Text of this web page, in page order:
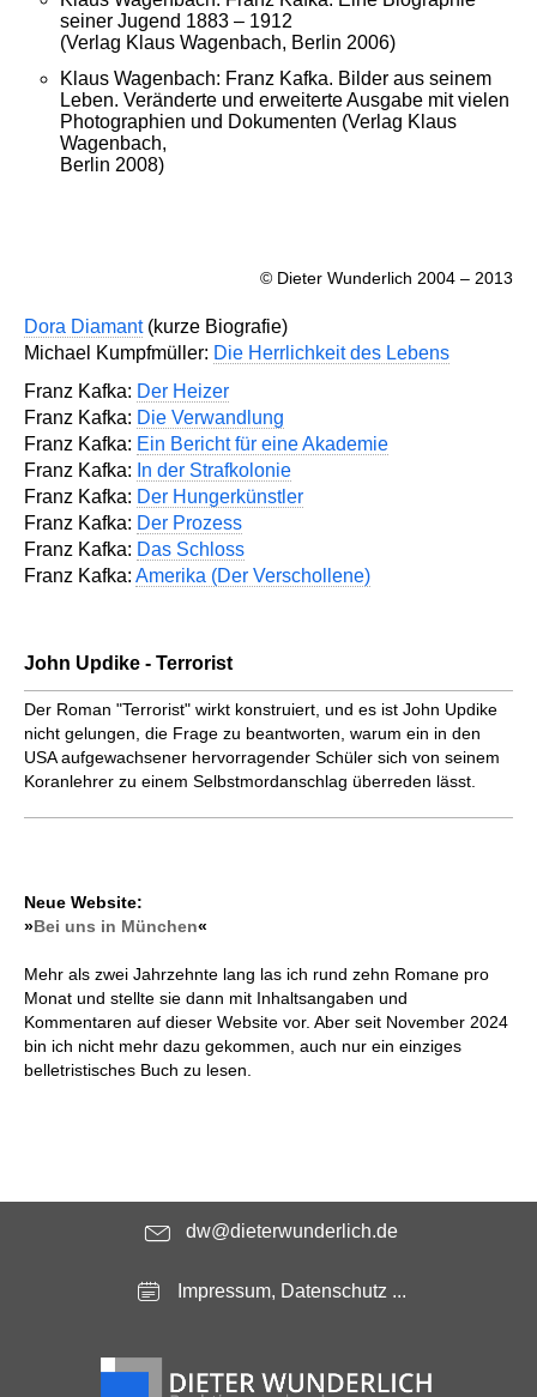
seiner Jugend 1883 – 1912
(Verlag Klaus Wagenbach, Berlin 2006)
Klaus Wagenbach: Franz Kafka. Bilder aus seinem
Leben. Veränderte und erweiterte Ausgabe mit vielen
Photographien und Dokumenten (Verlag Klaus
Wagenbach,
Berlin 2008)
© Dieter Wunderlich 2004 – 2013
Dora Diamant(kurze Biografie)
Michael Kumpfmüller: Die Herrlichkeit des Lebens
Franz Kafka: Der Heizer
Franz Kafka: Die Verwandlung
Franz Kafka: Ein Bericht für eine Akademie
Franz Kafka: In der Strafkolonie
Franz Kafka: Der Hungerkünstler
Franz Kafka: Der Prozess
Franz Kafka: Das Schloss
Franz Kafka: Amerika (Der Verschollene)
John Updike - Terrorist
Der Roman "Terrorist" wirkt konstruiert, und es ist John Updike
nicht gelungen, die Frage zu beantworten, warum ein in den
USA aufgewachsener hervorragender Schüler sich von seinem
Koranlehrer zu einem Selbstmordanschlag überreden lässt.
Neue Website:
»Bei uns in München«
Mehr als zwei Jahrzehnte lang las ich rund zehn Romane pro
Monat und stellte sie dann mit Inhaltsangaben und
Kommentaren auf dieser Website vor. Aber seit November 2024
bin ich nicht mehr dazu gekommen, auch nur ein einziges
belletristisches Buch zu lesen.
dw@dieterwunderlich.de
Impressum, Datenschutz ...